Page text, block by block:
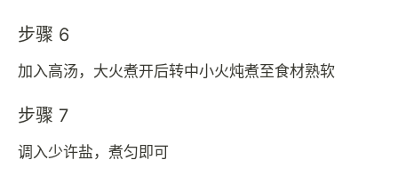
步骤 6
加入高汤，大火煮开后转中小火炖煮至食材熟软
步骤 7
调入少许盐，煮匀即可